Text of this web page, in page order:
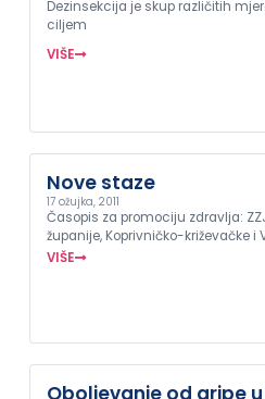
Dezinsekcija je skup različitih
ciljem
VIŠE
Nove staze
17 ožujka, 2011
Časopis za promociju zdravlja:
županije, Koprivničko-križevačke i
VIŠE